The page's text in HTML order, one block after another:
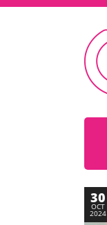
30
OCT
2024